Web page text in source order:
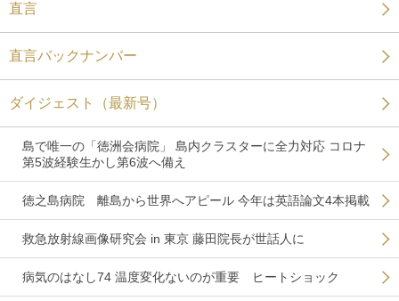
直言
直言バックナンバー
ダイジェスト（最新号）
島で唯一の「徳洲会病院」 島内クラスターに全力対応 コロナ
第5波経験生かし第6波へ備え
徳之島病院 離島から世界へアピール 今年は英語論文4本掲載
救急放射線画像研究会 in 東京 藤田院長が世話人に
病気のはなし74 温度変化ないのが重要 ヒートショック